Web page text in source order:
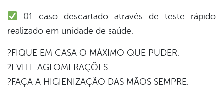
01 caso descartado através de teste rápido
realizado em unidade de saúde.
?FIQUE EM CASA O MÁXIMO QUE PUDER.
?EVITE AGLOMERAÇÕES.
?FAÇA A HIGIENIZAÇÃO DAS MÃOS SEMPRE.